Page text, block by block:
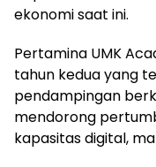
ekonomi saat ini.
Pertamina UMK
tahun kedua yang
pendampingan
mendorong
kapasitas digital,